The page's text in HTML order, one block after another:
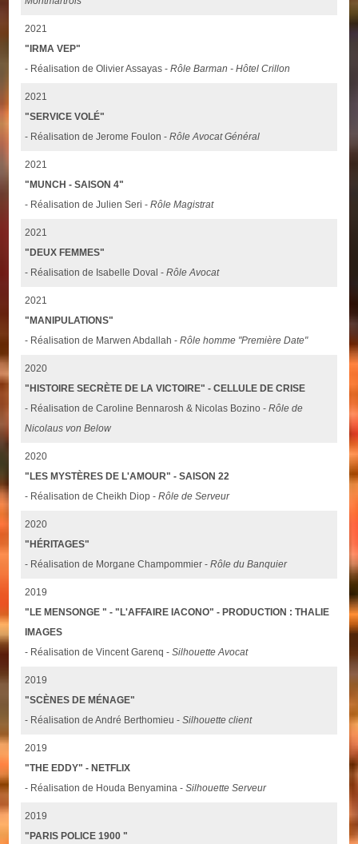
2021
"IRMA VEP"
- Réalisation de Olivier Assayas -Rôle Barman - Hôtel Crillon
2021
"SERVICE VOLÉ"
- Réalisation de Jerome Foulon -Rôle Avocat Général
2021
"MUNCH - SAISON 4"
- Réalisation de Julien Seri -Rôle Magistrat
2021
"DEUX FEMMES"
- Réalisation de Isabelle Doval -Rôle Avocat
2021
"MANIPULATIONS"
- Réalisation de Marwen Abdallah -Rôle homme "Première Date"
2020
"HISTOIRE SECRÈTE DE LA VICTOIRE" - CELLULE DE CRISE
- Réalisation de Caroline Bennarosh & Nicolas Bozino -Rôle de
Nicolaus von Below
2020
"LES MYSTÈRES DE L'AMOUR" - SAISON 22
- Réalisation de Cheikh Diop -Rôle de Serveur
2020
"HÉRITAGES"
- Réalisation de Morgane Champommier -Rôle du Banquier
2019
"LE MENSONGE " - "L'AFFAIRE IACONO" - PRODUCTION : THALIE
IMAGES
- Réalisation de Vincent Garenq -Silhouette Avocat
2019
"SCÈNES DE MÉNAGE"
- Réalisation de André Berthomieu -Silhouette client
2019
"THE EDDY" - NETFLIX
- Réalisation de Houda Benyamina -Silhouette Serveur
2019
"PARIS POLICE 1900 "